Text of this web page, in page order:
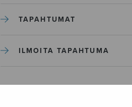
TAPAHTUMAT
ILMOITA TAPAHTUMA